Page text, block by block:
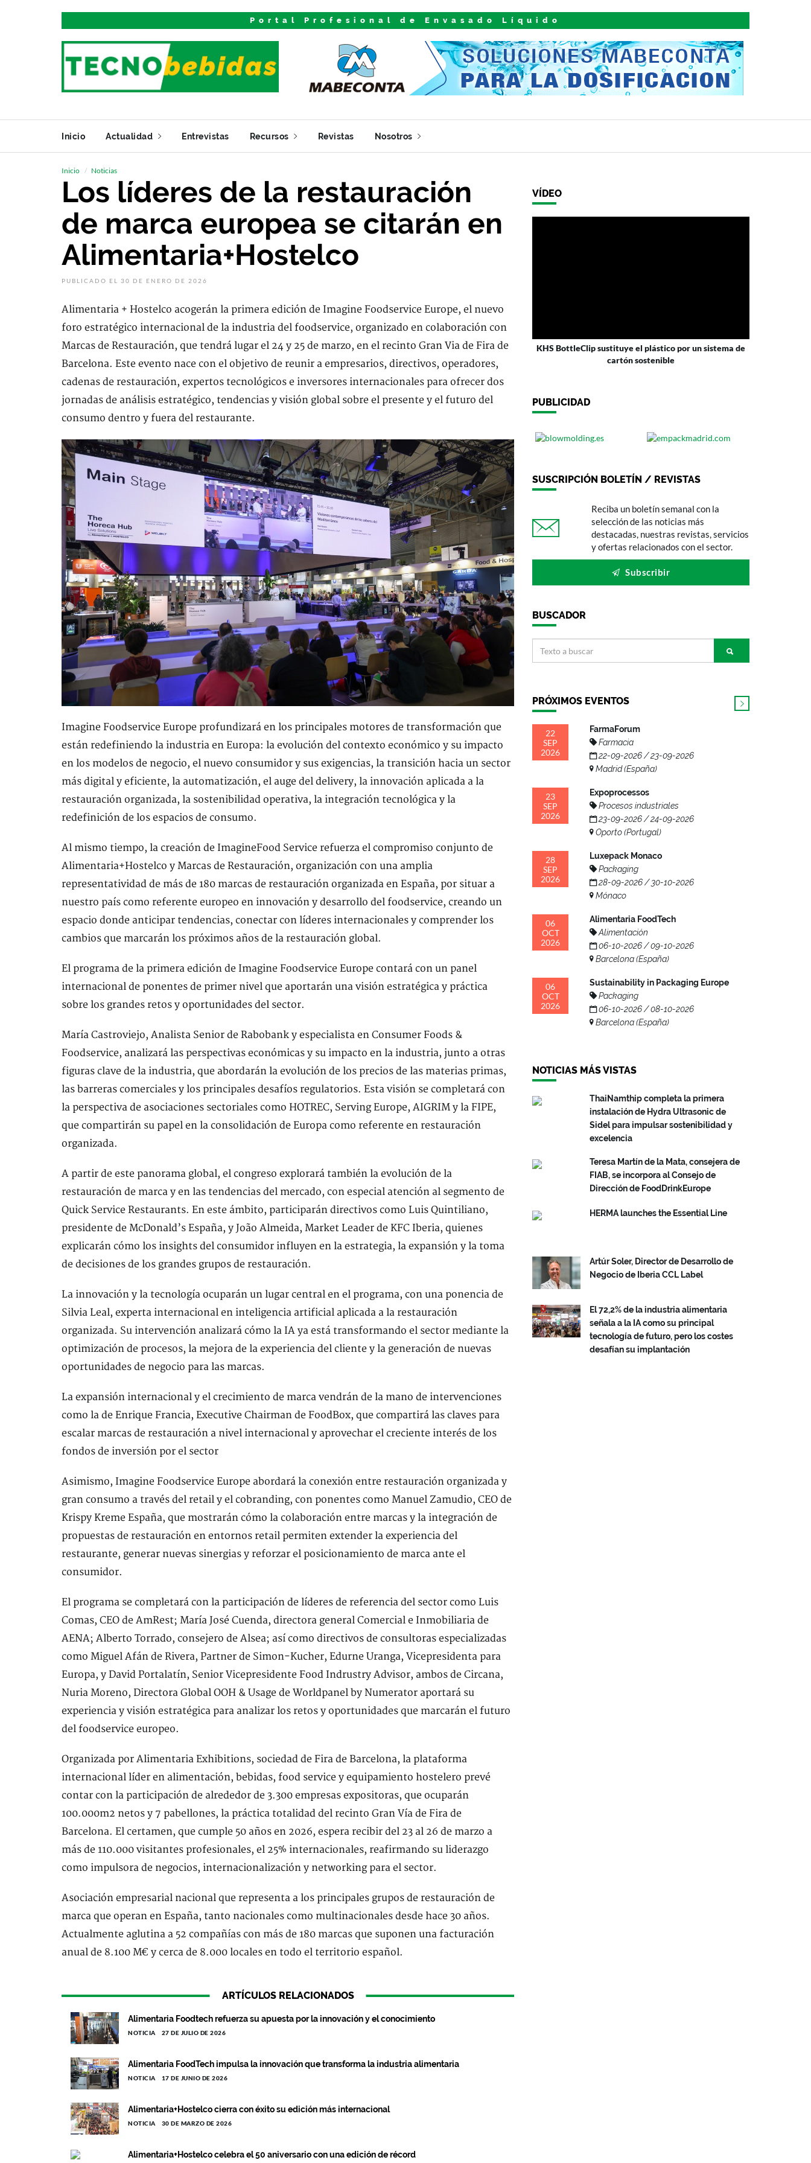
Portal Profesional de Envasado Líquido
Inicio Actualidad Entrevistas Recursos Revistas Nosotros
Inicio Noticias
Los líderes de la restauración
de marca europea se citarán en
Alimentaria+Hostelco
PUBLICADO EL 30 DE ENERO DE 2026
Alimentaria + Hostelco acogerán la primera edición de Imagine Foodservice Europe, el nuevo
foro estratégico internacional de la industria del foodservice, organizado en colaboración con
Marcas de Restauración, que tendrá lugar el 24 y 25 de marzo, en el recinto Gran Via de Fira de
Barcelona. Este evento nace con el objetivo de reunir a empresarios, directivos, operadores,
cadenas de restauración, expertos tecnológicos e inversores internacionales para ofrecer dos
jornadas de análisis estratégico, tendencias y visión global sobre el presente y el futuro del
consumo dentro y fuera del restaurante.
Imagine Foodservice Europe profundizará en los principales motores de transformación que
están redefiniendo la industria en Europa: la evolución del contexto económico y su impacto
en los modelos de negocio, el nuevo consumidor y sus exigencias, la transición hacia un sector
más digital y eficiente, la automatización, el auge del delivery, la innovación aplicada a la
restauración organizada, la sostenibilidad operativa, la integración tecnológica y la
redefinición de los espacios de consumo.
Al mismo tiempo, la creación de ImagineFood Service refuerza el compromiso conjunto de
Alimentaria+Hostelco y Marcas de Restauración, organización con una amplia
representatividad de más de 180 marcas de restauración organizada en España, por situar a
nuestro país como referente europeo en innovación y desarrollo del foodservice, creando un
espacio donde anticipar tendencias, conectar con líderes internacionales y comprender los
cambios que marcarán los próximos años de la restauración global.
El programa de la primera edición de Imagine Foodservice Europe contará con un panel
internacional de ponentes de primer nivel que aportarán una visión estratégica y práctica
sobre los grandes retos y oportunidades del sector.
María Castroviejo, Analista Senior de Rabobank y especialista en Consumer Foods &
Foodservice, analizará las perspectivas económicas y su impacto en la industria, junto a otras
figuras clave de la industria, que abordarán la evolución de los precios de las materias primas,
las barreras comerciales y los principales desafíos regulatorios. Esta visión se completará con
la perspectiva de asociaciones sectoriales como HOTREC, Serving Europe, AIGRIM y la FIPE,
que compartirán su papel en la consolidación de Europa como referente en restauración
organizada.
A partir de este panorama global, el congreso explorará también la evolución de la
restauración de marca y en las tendencias del mercado, con especial atención al segmento de
Quick Service Restaurants. En este ámbito, participarán directivos como Luis Quintiliano,
presidente de McDonald’s España, y João Almeida, Market Leader de KFC Iberia, quienes
explicarán cómo los insights del consumidor influyen en la estrategia, la expansión y la toma
de decisiones de los grandes grupos de restauración.
La innovación y la tecnología ocuparán un lugar central en el programa, con una ponencia de
Silvia Leal, experta internacional en inteligencia artificial aplicada a la restauración
organizada. Su intervención analizará cómo la IA ya está transformando el sector mediante la
optimización de procesos, la mejora de la experiencia del cliente y la generación de nuevas
oportunidades de negocio para las marcas.
La expansión internacional y el crecimiento de marca vendrán de la mano de intervenciones
como la de Enrique Francia, Executive Chairman de FoodBox, que compartirá las claves para
escalar marcas de restauración a nivel internacional y aprovechar el creciente interés de los
fondos de inversión por el sector
Asimismo, Imagine Foodservice Europe abordará la conexión entre restauración organizada y
gran consumo a través del retail y el cobranding, con ponentes como Manuel Zamudio, CEO de
Krispy Kreme España, que mostrarán cómo la colaboración entre marcas y la integración de
propuestas de restauración en entornos retail permiten extender la experiencia del
restaurante, generar nuevas sinergias y reforzar el posicionamiento de marca ante el
consumidor.
El programa se completará con la participación de líderes de referencia del sector como Luis
Comas, CEO de AmRest; María José Cuenda, directora general Comercial e Inmobiliaria de
AENA; Alberto Torrado, consejero de Alsea; así como directivos de consultoras especializadas
como Miguel Afán de Rivera, Partner de Simon-Kucher, Edurne Uranga, Vicepresidenta para
Europa, y David Portalatín, Senior Vicepresidente Food Indrustry Advisor, ambos de Circana,
Nuria Moreno, Directora Global OOH & Usage de Worldpanel by Numerator aportará su
experiencia y visión estratégica para analizar los retos y oportunidades que marcarán el futuro
del foodservice europeo.
Organizada por Alimentaria Exhibitions, sociedad de Fira de Barcelona, la plataforma
internacional líder en alimentación, bebidas, food service y equipamiento hostelero prevé
contar con la participación de alrededor de 3.300 empresas expositoras, que ocuparán
100.000m2 netos y 7 pabellones, la práctica totalidad del recinto Gran Vía de Fira de
Barcelona. El certamen, que cumple 50 años en 2026, espera recibir del 23 al 26 de marzo a
más de 110.000 visitantes profesionales, el 25% internacionales, reafirmando su liderazgo
como impulsora de negocios, internacionalización y networking para el sector.
Asociación empresarial nacional que representa a los principales grupos de restauración de
marca que operan en España, tanto nacionales como multinacionales desde hace 30 años.
Actualmente aglutina a 52 compañías con más de 180 marcas que suponen una facturación
anual de 8.100 M€ y cerca de 8.000 locales en todo el territorio español.
ARTÍCULOS RELACIONADOS
Alimentaria Foodtech refuerza su apuesta por la innovación y el conocimiento
NOTICIA 27 DE JULIO DE 2026
Alimentaria FoodTech impulsa la innovación que transforma la industria alimentaria
NOTICIA 17 DE JUNIO DE 2026
Alimentaria+Hostelco cierra con éxito su edición más internacional
NOTICIA 30 DE MARZO DE 2026
Alimentaria+Hostelco celebra el 50 aniversario con una edición de récord
VÍDEO
KHS BottleClip sustituye el plástico por un sistema de
cartón sostenible
PUBLICIDAD
SUSCRIPCIÓN BOLETÍN / REVISTAS
Reciba un boletín semanal con la
selección de las noticias más
destacadas, nuestras revistas, servicios
y ofertas relacionados con el sector.
Subscribir
BUSCADOR
PRÓXIMOS EVENTOS
22
SEP
2026
FarmaForum
Farmacia
22-09-2026 / 23-09-2026
Madrid (España)
23
SEP
2026
Expoprocessos
Procesos industriales
23-09-2026 / 24-09-2026
Oporto (Portugal)
28
SEP
2026
Luxepack Monaco
Packaging
28-09-2026 / 30-10-2026
Mónaco
06
OCT
2026
Alimentaria FoodTech
Alimentación
06-10-2026 / 09-10-2026
Barcelona (España)
06
OCT
2026
Sustainability in Packaging Europe
Packaging
06-10-2026 / 08-10-2026
Barcelona (España)
NOTICIAS MÁS VISTAS
ThaiNamthip completa la primera
instalación de Hydra Ultrasonic de
Sidel para impulsar sostenibilidad y
excelencia
Teresa Martín de la Mata, consejera de
FIAB, se incorpora al Consejo de
Dirección de FoodDrinkEurope
HERMA launches the Essential Line
Artúr Soler, Director de Desarrollo de
Negocio de Iberia CCL Label
El 72,2% de la industria alimentaria
señala a la IA como su principal
tecnología de futuro, pero los costes
desafían su implantación